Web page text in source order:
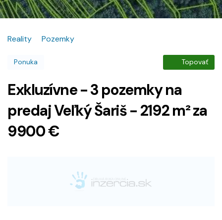
Reality Pozemky
Ponuka Topovať
Exkluzívne - 3 pozemky na
predaj Veľký Šariš - 2192 m² za
9900 €